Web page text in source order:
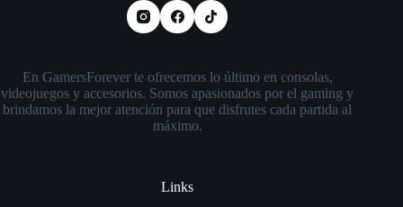
En GamersForever te ofrecemos lo último en consolas,
videojuegos y accesorios. Somos apasionados por el gaming y
brindamos la mejor atención para que disfrutes cada partida al
máximo.
Links